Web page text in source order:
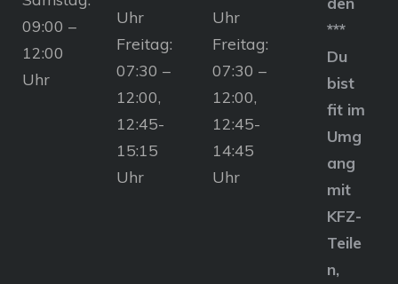
09:00 –
12:00
Uhr
Uhr
Freitag:
07:30 –
12:00,
12:45-
15:15
Uhr
Uhr
Freitag:
07:30 –
12:00,
12:45-
14:45
Uhr
***
Du
bist
fit im
Umg
ang
mit
KFZ-
Teile
n,